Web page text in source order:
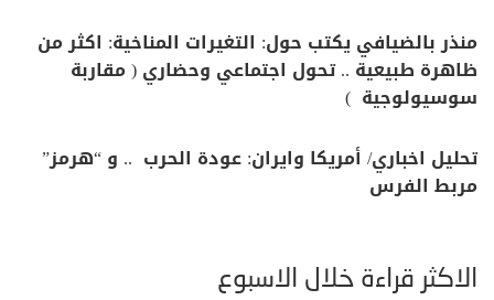
منذر بالضيافي يكتب حول: التغيرات المناخية: اكثر من
ظاهرة طبيعية .. تحول اجتماعي وحضاري ( مقاربة
سوسيولوجية )
تحليل اخباري/ أمريكا وايران: عودة الحرب .. و “هرمز”
مربط الفرس
الأكثر قراءة خلال الأسبوع